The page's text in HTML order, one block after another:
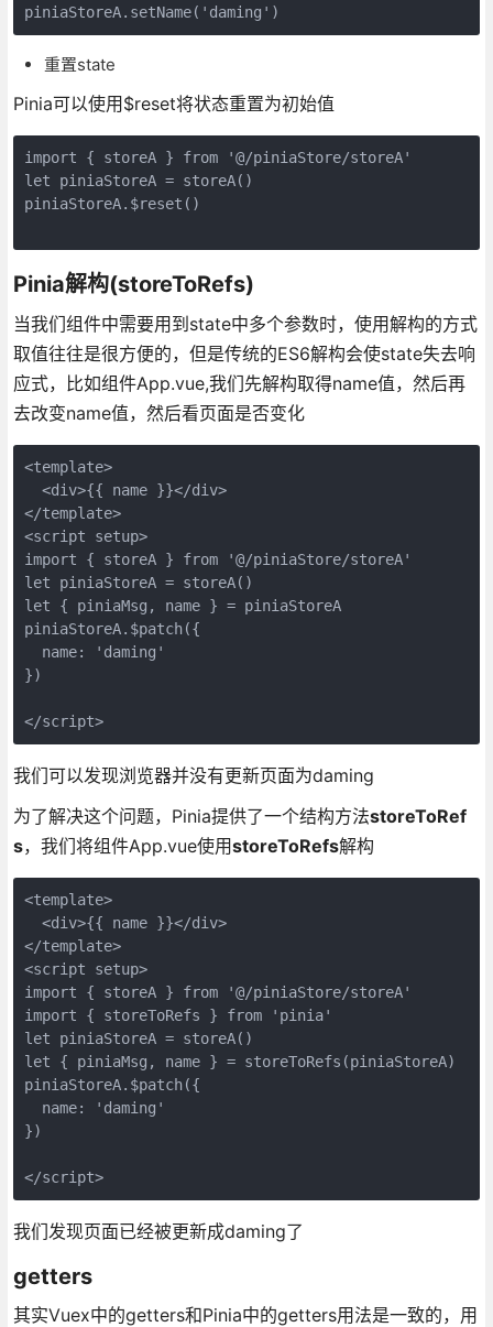
piniaStoreA.setName('daming')
重置state
Pinia可以使用$reset将状态重置为初始值
import { storeA } from '@/piniaStore/storeA'
let piniaStoreA = storeA()
piniaStoreA.$reset()
Pinia解构(storeToRefs)
当我们组件中需要用到state中多个参数时，使用解构的方式
取值往往是很方便的，但是传统的ES6解构会使state失去响
应式，比如组件App.vue,我们先解构取得name值，然后再
去改变name值，然后看页面是否变化
<template>
<div>{{ name }}</div>
</template>
<script setup>
import { storeA } from '@/piniaStore/storeA'
let piniaStoreA = storeA()
let { piniaMsg, name } = piniaStoreA
piniaStoreA.$patch({
name: 'daming'
})
</script>
我们可以发现浏览器并没有更新页面为daming
为了解决这个问题，Pinia提供了一个结构方法storeToRef
s，我们将组件App.vue使用storeToRefs解构
<template>
<div>{{ name }}</div>
</template>
<script setup>
import { storeA } from '@/piniaStore/storeA'
import { storeToRefs } from 'pinia'
let piniaStoreA = storeA()
let { piniaMsg, name } = storeToRefs(piniaStoreA)
piniaStoreA.$patch({
name: 'daming'
})
</script>
我们发现页面已经被更新成daming了
getters
其实Vuex中的getters和Pinia中的getters用法是一致的，用